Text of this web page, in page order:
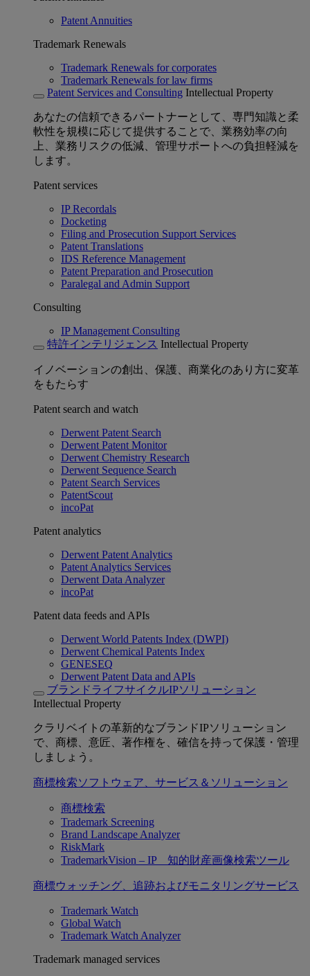
Patent Annuities
Trademark Renewals
Trademark Renewals for corporates
Trademark Renewals for law firms
Patent Services and Consulting Intellectual Property
あなたの信頼できるパートナーとして、専門知識と柔
軟性を規模に応じて提供することで、業務効率の向
上、業務リスクの低減、管理サポートへの負担軽減を
します。
Patent services
IP Recordals
Docketing
Filing and Prosecution Support Services
Patent Translations
IDS Reference Management
Patent Preparation and Prosecution
Paralegal and Admin Support
Consulting
IP Management Consulting
特許インテリジェンス Intellectual Property
イノベーションの創出、保護、商業化のあり方に変革
をもたらす
Patent search and watch
Derwent Patent Search
Derwent Patent Monitor
Derwent Chemistry Research
Derwent Sequence Search
Patent Search Services
PatentScout
incoPat
Patent analytics
Derwent Patent Analytics
Patent Analytics Services
Derwent Data Analyzer
incoPat
Patent data feeds and APIs
Derwent World Patents Index (DWPI)
Derwent Chemical Patents Index
GENESEQ
Derwent Patent Data and APIs
ブランドライフサイクルIPソリューション
Intellectual Property
クラリベイトの革新的なブランドIPソリューション
で、商標、意匠、著作権を、確信を持って保護・管理
しましょう。
商標検索ソフトウェア、サービス＆ソリューション
商標検索
Trademark Screening
Brand Landscape Analyzer
RiskMark
TrademarkVision – IP 知的財産画像検索ツール
商標ウォッチング、追跡およびモニタリングサービス
Trademark Watch
Global Watch
Trademark Watch Analyzer
Trademark managed services